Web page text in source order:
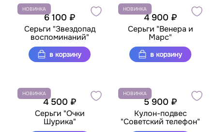
НОВИНКА
6 100 ₽
Серьги "Звездопад
воспоминаний"
в корзину
НОВИНКА
4 900 ₽
Серьги "Венера и
Марс"
в корзину
НОВИНКА
4 500 ₽
Серьги "Очки
Шурика"
НОВИНКА
5 900 ₽
Кулон-подвес
"Советский телефон"